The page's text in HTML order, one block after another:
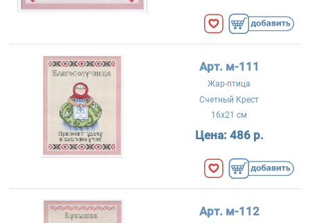
Арт. м-111
Жар-птица
Счетный Крест
16x21 см
Цена: 486 р.
Арт. м-112